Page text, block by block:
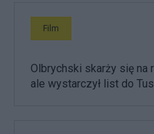
Film
Olbrychski skarży się na
ale wystarczył list do